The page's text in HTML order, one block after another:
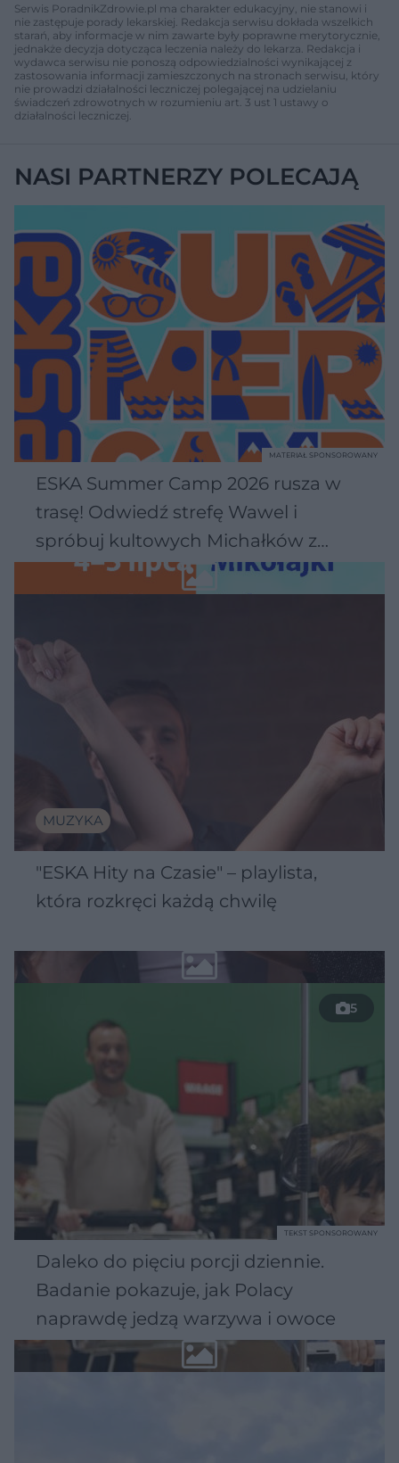
Serwis PoradnikZdrowie.pl ma charakter edukacyjny, nie stanowi i
nie zastępuje porady lekarskiej. Redakcja serwisu dokłada wszelkich
starań, aby informacje w nim zawarte były poprawne merytorycznie,
jednakże decyzja dotycząca leczenia należy do lekarza. Redakcja i
wydawca serwisu nie ponoszą odpowiedzialności wynikającej z
zastosowania informacji zamieszczonych na stronach serwisu, który
nie prowadzi działalności leczniczej polegającej na udzielaniu
świadczeń zdrowotnych w rozumieniu art. 3 ust 1 ustawy o
działalności leczniczej.
NASI PARTNERZY POLECAJĄ
ESKA Summer Camp 2026 rusza w
trasę! Odwiedź strefę Wawel i
spróbuj kultowych Michałków z
Wawelu
MATERIAŁ SPONSOROWANY
MUZYKA
"ESKA Hity na Czasie" – playlista,
która rozkręci każdą chwilę
5
Daleko do pięciu porcji dziennie.
Badanie pokazuje, jak Polacy
naprawdę jedzą warzywa i owoce
TEKST SPONSOROWANY